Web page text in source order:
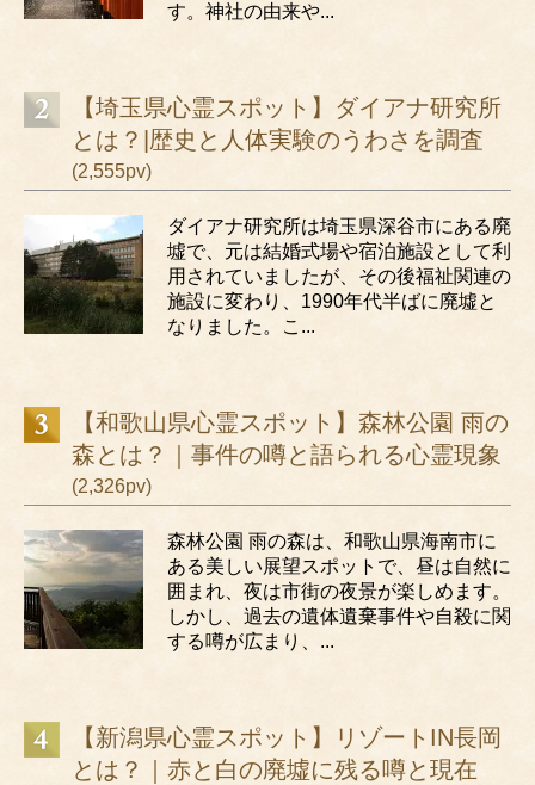
す。神社の由来や...
【埼玉県心霊スポット】ダイアナ研究所
とは？|歴史と人体実験のうわさを調査
(2,555pv)
ダイアナ研究所は埼玉県深谷市にある廃
墟で、元は結婚式場や宿泊施設として利
用されていましたが、その後福祉関連の
施設に変わり、1990年代半ばに廃墟と
なりました。こ...
【和歌山県心霊スポット】森林公園 雨の
森とは？｜事件の噂と語られる心霊現象
(2,326pv)
森林公園 雨の森は、和歌山県海南市に
ある美しい展望スポットで、昼は自然に
囲まれ、夜は市街の夜景が楽しめます。
しかし、過去の遺体遺棄事件や自殺に関
する噂が広まり、...
【新潟県心霊スポット】リゾートIN長岡
とは？｜赤と白の廃墟に残る噂と現在